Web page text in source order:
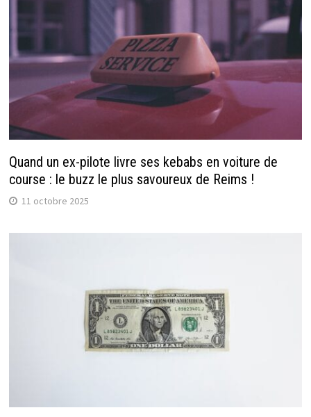
Quand un ex-pilote livre ses kebabs en voiture de
course : le buzz le plus savoureux de Reims !
11 octobre 2025